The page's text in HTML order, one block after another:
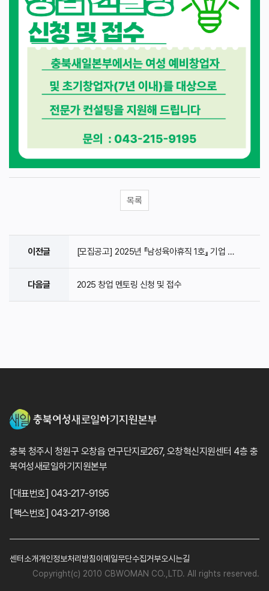
목록
이전글 [모집공고] 2025년 『남성육아휴직 1호』 기업 모집 ..
다음글 2025 창업 멘토링 신청 및 접수
충북 청주시 청원구 오창읍 연구단지로267, 오창혁신지원센터 4층 충
북여성새로일하기지원본부
[대표번호] 043-217-9195
[팩스번호] 043-217-9198
센터소개개인정보처리방침이메일무단수집거부오시는길
Copyright(c) 2010 CBWOMAN CO.,LTD. All rights reserved.